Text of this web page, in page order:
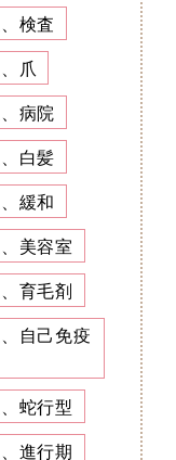
検査
爪
病院
白髪
緩和
美容室
育毛剤
自己免疫
蛇行型
進行期